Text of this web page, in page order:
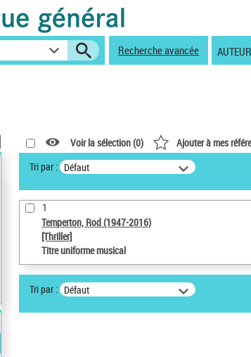
Recherche avancée
Voir la sélection (0) Ajouter à mes
Tri par : Défaut
1
Temperton, Rod (1947-2016)
[Thriller]
Titre uniforme musical
Tri par : Défaut